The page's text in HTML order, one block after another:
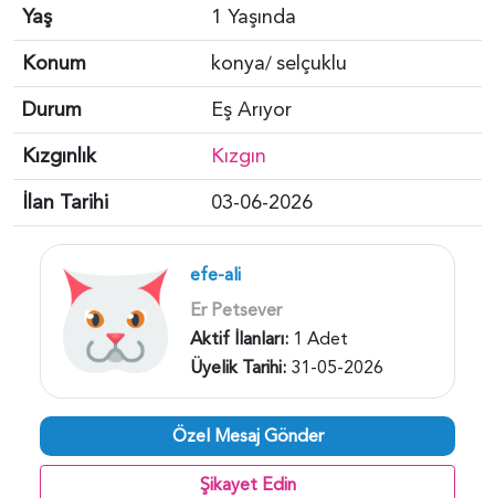
Yaş
1 Yaşında
Konum
konya/selçuklu
Durum
Eş Arıyor
Kızgınlık
Kızgın
İlan Tarihi
03-06-2026
efe-ali
Er Petsever
Aktif İlanları: 1 Adet
Üyelik Tarihi: 31-05-2026
Özel Mesaj Gönder
Şikayet Edin